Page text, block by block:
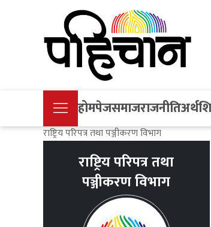
होमपेजसमाजराजनीतिअर्थ
राष्ट्रिय परिपत्र तथा पञ्जीकरण विभाग
राष्ट्रिय परिपत्र तथा
पञ्जीकरण विभाग